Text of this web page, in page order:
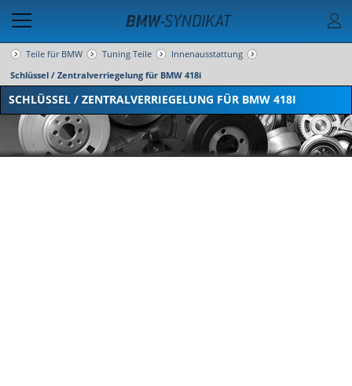
Teile für BMW Tuning Teile
Innenausstattung
Schlüssel / Zentralverriegelung für BMW 418i
SCHLÜSSEL / ZENTRALVERRIEGELUNG FÜR BMW 418I